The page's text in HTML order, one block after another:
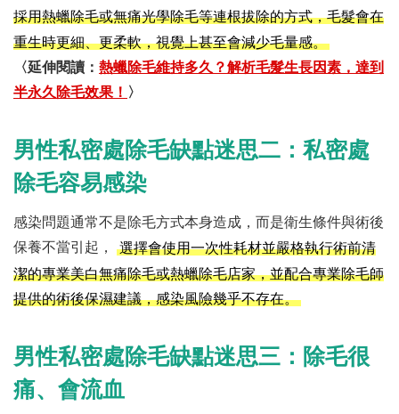
採用熱蠟除毛或無痛光學除毛等連根拔除的方式，毛髮會在
重生時更細、更柔軟，視覺上甚至會減少毛量感。
〈延伸閱讀： 熱蠟除毛維持多久？解析毛髮生長因素，達到
半永久除毛效果！ 〉
男性私密處除毛缺點迷思二：私密處
除毛容易感染
感染問題通常不是除毛方式本身造成，而是衛生條件與術後
保養不當引起，
選擇會使用一次性耗材並嚴格執行術前清
潔的專業美白無痛除毛或熱蠟除毛店家，並配合專業除毛師
提供的術後保濕建議，感染風險幾乎不存在。
男性私密處除毛缺點迷思三：除毛很
痛、會流血